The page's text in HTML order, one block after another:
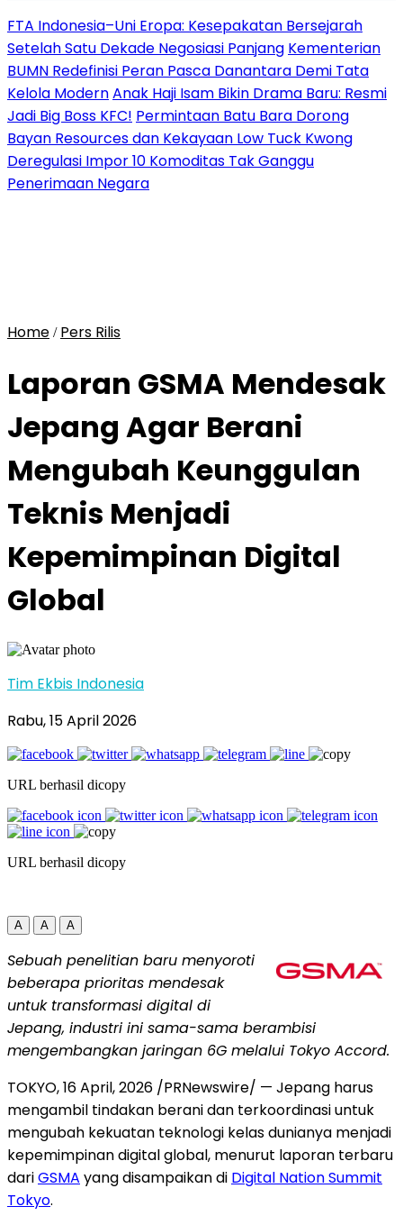
FTA Indonesia–Uni Eropa: Kesepakatan Bersejarah
Setelah Satu Dekade Negosiasi Panjang Kementerian
BUMN Redefinisi Peran Pasca Danantara Demi Tata
Kelola ModernAnak Haji Isam Bikin Drama Baru: Resmi
Jadi Big Boss KFC! Permintaan Batu Bara Dorong
Bayan Resources dan Kekayaan Low Tuck Kwong
Deregulasi Impor 10 Komoditas Tak Ganggu
Penerimaan Negara
Home / Pers Rilis
Laporan GSMA Mendesak
Jepang Agar Berani
Mengubah Keunggulan
Teknis Menjadi
Kepemimpinan Digital
Global
Tim Ekbis Indonesia
Rabu, 15 April 2026
URL berhasil dicopy
URL berhasil dicopy
A A A
Sebuah penelitian baru menyoroti
beberapa prioritas mendesak
untuk transformasi digital di
Jepang, industri ini sama-sama berambisi
mengembangkan jaringan 6G melalui Tokyo Accord.
TOKYO,16 April, 2026 /PRNewswire/ — Jepang harus
mengambil tindakan berani dan terkoordinasi untuk
mengubah kekuatan teknologi kelas dunianya menjadi
kepemimpinan digital global, menurut laporan terbaru
dariGSMA yang disampaikan di Digital Nation Summit
Tokyo.